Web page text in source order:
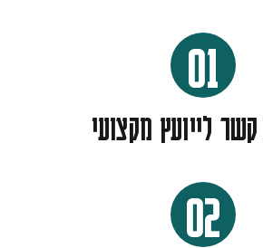
01
לייועץ מקצועי
02